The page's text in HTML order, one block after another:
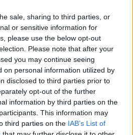
sale, sharing to third parties, or
or sensitive information for
please use the below opt-out
Please note that after your
you may continue seeing
on personal information utilized by
disclosed to third parties prior to
opt-out of the further
information by third parties on the
This information may
third parties on the IAB’s List of
nowym piłkarzem
Legionu Pilzno
2026-07-07 16:01
Kolejny piłkarz
przedłużył kontrakt z
Wiślanami Skawina